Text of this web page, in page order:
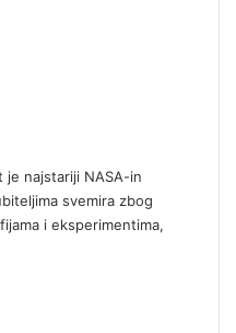
najstariji NASA-in
svemira zbog
i eksperimentima,